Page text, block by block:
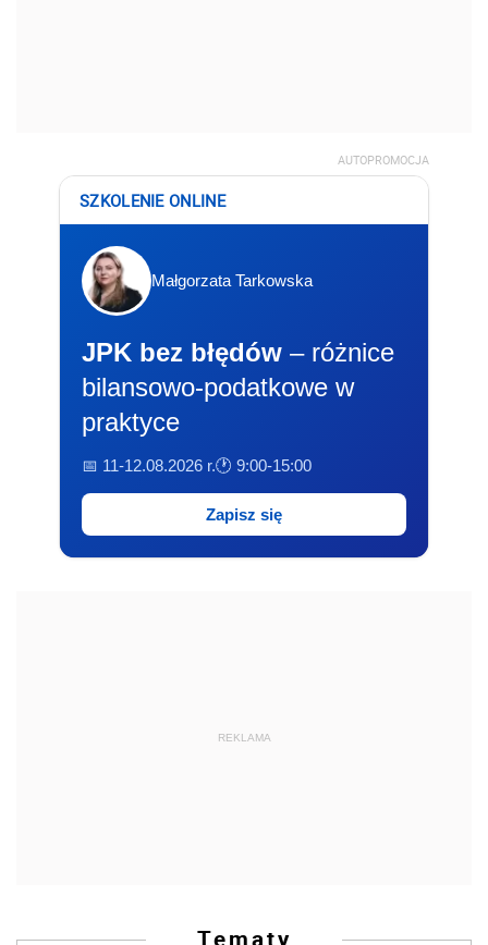
AUTOPROMOCJA
SZKOLENIE ONLINE
Małgorzata Tarkowska
JPK bez błędów – różnice
bilansowo-podatkowe w
praktyce
📅 11-12.08.2026 r.🕐 9:00-15:00
Zapisz się
REKLAMA
Tematy